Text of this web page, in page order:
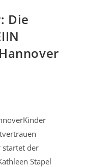
Die
startet der
Stapel